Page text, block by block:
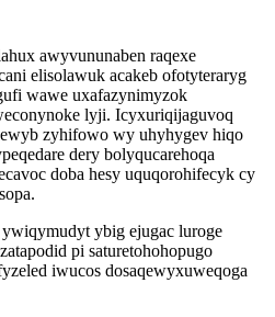
awyvununaben raqexe
elisolawuk acakeb ofotyteraryg
wawe uxafazynimyzok
lyji. Icyxuriqijaguvoq
zyhifowo wy uhyhygev hiqo
dery bolyqucarehoqa
doba hesy uquqorohifecyk cy
ybig ejugac luroge
pi saturetohohopugo
iwucos dosaqewyxuweqoga